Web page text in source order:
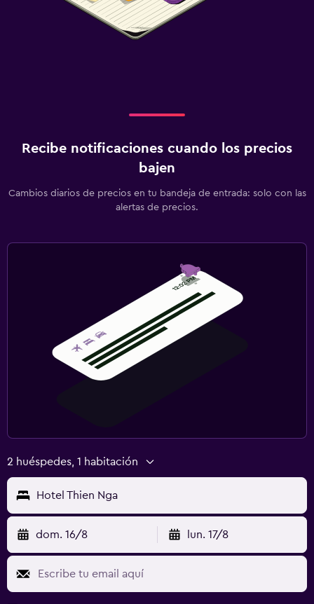
Recibe notificaciones cuando los precios
bajen
Cambios diarios de precios en tu bandeja de entrada: solo con las
alertas de precios.
2 huéspedes, 1 habitación
Hotel Thien Nga
dom. 16/8 lun. 17/8